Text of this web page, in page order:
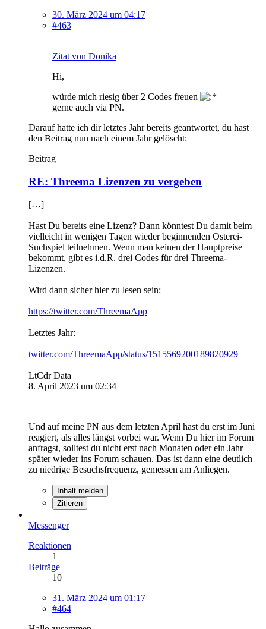
30. März 2024 um 04:17
#463
Zitat von Donika
Hi,
würde mich riesig über 2 Codes freuen
gerne auch via PN.
Darauf hatte ich dir letztes Jahr bereits geantwortet, du hast
den Beitrag nun nach einem Jahr gelöscht:
Beitrag
RE: Threema Lizenzen zu vergeben
[…]
Hast Du bereits eine Lizenz? Dann könntest Du damit beim
vielleicht in wenigen Tagen wieder beginnenden Osterei-
Suchspiel teilnehmen. Wenn man keinen der Hauptpreise
bekommt, gibt es i.d.R. drei Codes für drei Threema-
Lizenzen.
Wird dann sicher hier zu lesen sein:
https://twitter.com/ThreemaApp
Letztes Jahr:
twitter.com/ThreemaApp/status/1515569200189820929
LtCdr Data
8. April 2023 um 02:34
Und auf meine PN aus dem letzten April hast du erst im Juni
reagiert, als alles längst vorbei war. Wenn Du hier im Forum
anfragst, solltest du nicht erst nach Monaten oder ein Jahr
später wieder ins Forum schauen. Das ist dann eine deutlich
zu niedrige Besuchsfrequenz, gemessen am Anliegen.
Inhalt melden
Zitieren
Messenger
Reaktionen
1
Beiträge
10
31. März 2024 um 01:17
#464